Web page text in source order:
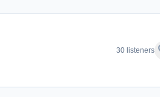
30 listeners